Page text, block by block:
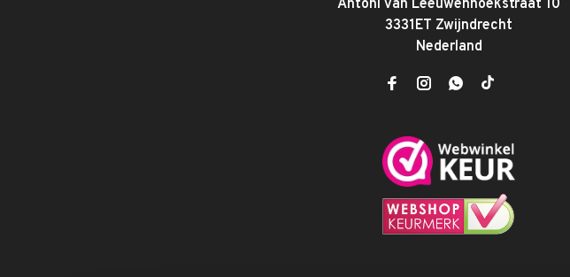
Antoni van Leeuwenhoekstraat 10
3331ET Zwijndrecht
Nederland